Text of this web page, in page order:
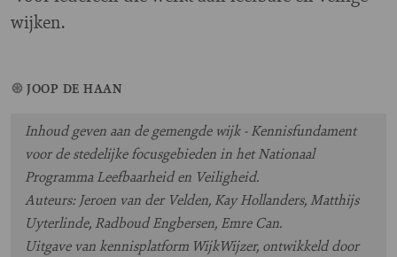
wijken.
JOOP DE HAAN
Inhoud geven aan de gemengde wijk - Kennisfundament
voor de stedelijke focusgebieden in het Nationaal
Programma Leefbaarheid en Veiligheid.
Auteurs: Jeroen van der Velden, Kay Hollanders, Matthijs
Uyterlinde, Radboud Engbersen, Emre Can.
Uitgave van kennisplatform WijkWijzer, ontwikkeld door